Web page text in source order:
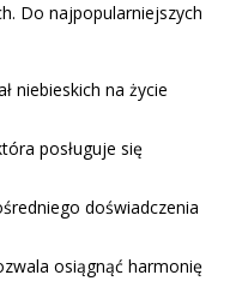
Do najpopularniejszych
niebieskich na życie
posługuje się
doświadczenia
osiągnąć harmonię